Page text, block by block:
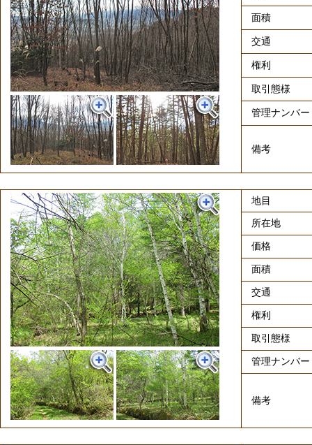
面積
交通
権利
取引態様
管理ナンバー
備考
地目
所在地
価格
面積
交通
権利
取引態様
管理ナンバー
備考